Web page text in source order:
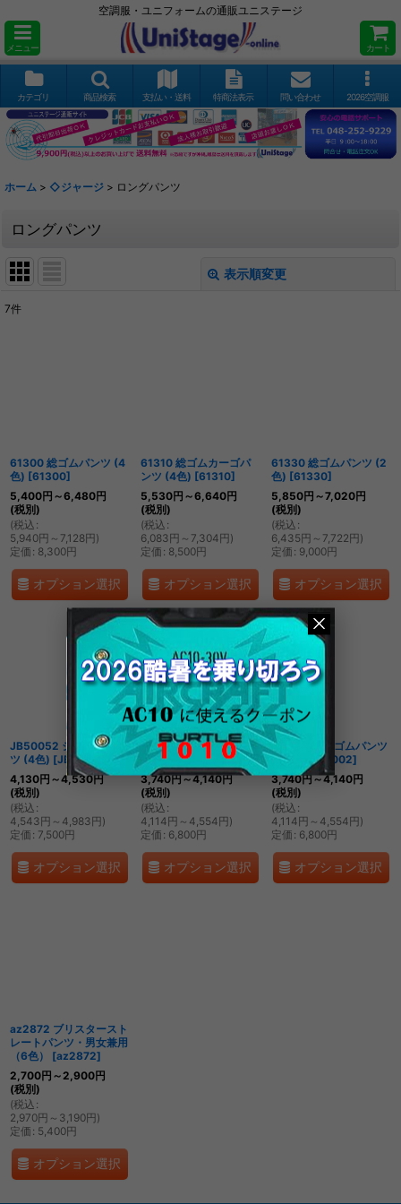
空調服・ユニフォームの通販ユニステージ
メニュー カート
カテゴリ 商品検索 支払い・送料 特商法表示 問い合わせ 2026空調服
ホーム > ◇ジャージ > ロングパンツ
ロングパンツ
表示順変更
7件
61300 総ゴムパンツ (4
色) [61300]
5,400円 ～6,480円
(税別)
(税込 :
5,940円 ～7,128円)
定価 : 8,300円
オプション選択
61310 総ゴムカーゴパ
ンツ (4色) [61310]
5,530円 ～6,640円
(税別)
(税込 :
6,083円 ～7,304円)
定価 : 8,500円
オプション選択
61330 総ゴムパンツ (2
色) [61330]
5,850円 ～7,020円
(税別)
(税込 :
6,435円 ～7,722円)
定価 : 9,000円
オプション選択
JB50052 ジャージパン
ツ (4色) [JB50052
4,130円 ～4,530円
(税別)
(税込 :
4,543円 ～4,983円)
定価 : 7,500円
オプション選択
JB56001 ジャージパン
ツ (1色) [JB56001]
3,740円～4,140円
(税別)
(税込 :
4,114円 ～4,554円)
定価 : 6,800円
オプション選択
JB56002 総ゴムパンツ
(1色)
JB56002]
3,740円～4,140円
(税別)
(税込 :
4,114円 ～4,554円)
定価 : 6,800円
オプション選択
az2872 ブリスタースト
レートパンツ・男女兼用
（6色）
[az2872]
2,700円 ～2,900円
(税別)
(税込 :
2,970円 ～3,190円)
定価 : 5,400円
オプション選択